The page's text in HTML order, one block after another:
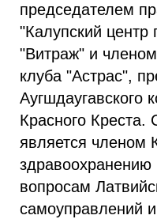
председателем
"Калупский
"Витраж" и
клуба "Астрас",
Аугшдаугавского
Красного Креста.
является членом
вопросам
самоуправлений